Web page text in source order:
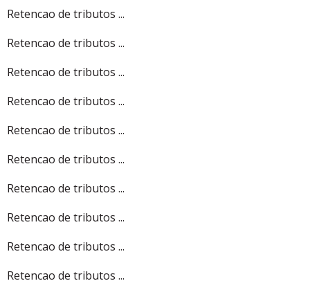
Retencao de tributos ...
Retencao de tributos ...
Retencao de tributos ...
Retencao de tributos ...
Retencao de tributos ...
Retencao de tributos ...
Retencao de tributos ...
Retencao de tributos ...
Retencao de tributos ...
Retencao de tributos ...